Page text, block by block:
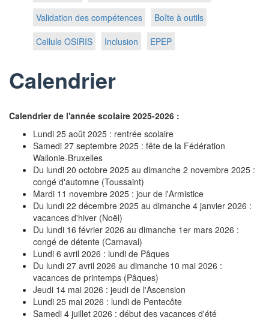
Validation des compétences
Boîte à outils
Cellule OSIRIS
Inclusion EPEP
Calendrier
Calendrier de l'année scolaire 2025-2026 :
Lundi 25 août 2025 : rentrée scolaire
Samedi 27 septembre 2025 : fête de la Fédération
Wallonie-Bruxelles
Du lundi 20 octobre 2025 au dimanche 2 novembre 2025 :
congé d'automne (Toussaint)
Mardi 11 novembre 2025 : jour de l'Armistice
Du lundi 22 décembre 2025 au dimanche 4 janvier 2026 :
vacances d'hiver (Noël)
Du lundi 16 février 2026 au dimanche 1er mars 2026 :
congé de détente (Carnaval)
Lundi 6 avril 2026 : lundi de Pâques
Du lundi 27 avril 2026 au dimanche 10 mai 2026 :
vacances de printemps (Pâques)
Jeudi 14 mai 2026 : jeudi de l'Ascension
Lundi 25 mai 2026 : lundi de Pentecôte
Samedi 4 juillet 2026 : début des vacances d'été